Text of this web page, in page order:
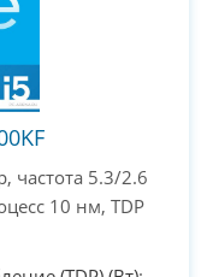
частота 5.3/2.6
10 нм, TDP